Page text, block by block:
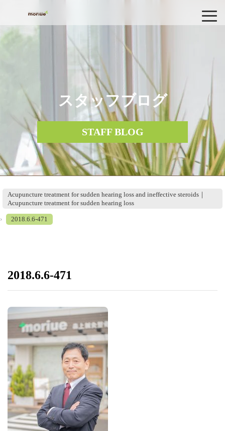
スタッフブログ
STAFF BLOG
Acupuncture treatment for sudden hearing loss and ineffective steroids｜
Acupuncture treatment for sudden hearing loss
› 2018.6.6-471
2018.6.6-471